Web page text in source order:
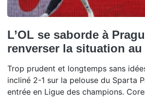
L’OL se saborde à
renverser la situation
Trop prudent et longtemps sans
incliné 2-1 sur la pelouse du Sparta
entrée en Ligue des champions.